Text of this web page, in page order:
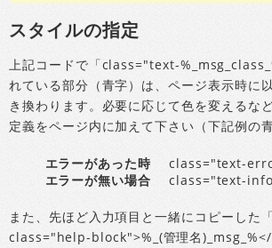
スタイルの指定
上記コードで「class="text-
れている部分（青字）は、ページ表示時に
き換わります。必要に応じて色を変えるな
定義をページ内に加えて下さい（下記例の青
エラーがあった時
class="text-
エラーが無い場合
class="text-
また、先ほど入力項目と一緒にコピーした
class="help-block">%_(管理名